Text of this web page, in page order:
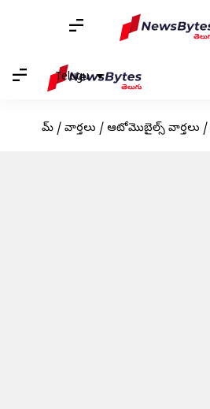
Telugu
హోమ్ / వార్తలు / ఆటోమొబైల్స్ వార్తలు /